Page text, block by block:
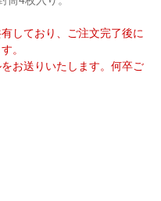
しており、ご注文完了後に
。
お送りいたします。何卒ご